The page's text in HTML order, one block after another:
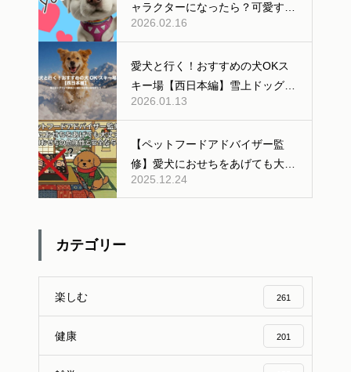
ャラクターになったら？可愛すぎ
る「AI変身」ギャラリー公開！
2026.02.16
愛犬と行く！おすすめの犬OKス
キー場【西日本編】雪上ドッグラ
ンあり
2026.01.13
【ペットフードアドバイザー監
修】愛犬におせちをあげても大丈
夫？人間用おせちの危険性と安全
な与え方
2025.12.24
カテゴリー
楽しむ 261
健康 201